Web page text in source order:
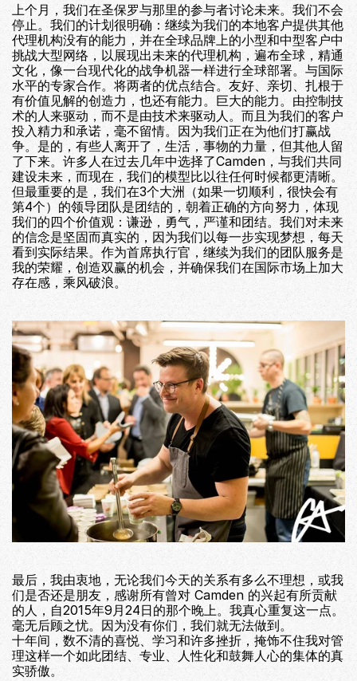
上个月，我们在圣保罗与那里的参与者讨论未来。我们不会
停止。我们的计划很明确：继续为我们的本地客户提供其他
代理机构没有的能力，并在全球品牌上的小型和中型客户中
挑战大型网络，以展现出未来的代理机构，遍布全球，精通
文化，像一台现代化的战争机器一样进行全球部署。与国际
水平的专家合作。将两者的优点结合。友好、亲切、扎根于
有价值见解的创造力，也还有能力。巨大的能力。由控制技
术的人来驱动，而不是由技术来驱动人。而且为我们的客户
投入精力和承诺，毫不留情。因为我们正在为他们打赢战
争。是的，有些人离开了，生活，事物的力量，但其他人留
了下来。许多人在过去几年中选择了Camden，与我们共同
建设未来，而现在，我们的模型比以往任何时候都更清晰。
但最重要的是，我们在3个大洲（如果一切顺利，很快会有
第4个）的领导团队是团结的，朝着正确的方向努力，体现
我们的四个价值观：谦逊，勇气，严谨和团结。我们对未来
的信念是坚固而真实的，因为我们以每一步实现梦想，每天
看到实际结果。作为首席执行官，继续为我们的团队服务是
我的荣耀，创造双赢的机会，并确保我们在国际市场上加大
存在感，乘风破浪。
最后，我由衷地，无论我们今天的关系有多么不理想，或我
们是否还是朋友，感谢所有曾对 Camden 的兴起有所贡献
的人，自2015年9月24日的那个晚上。我真心重复这一点。
毫无后顾之忧。因为没有你们，我们就无法做到。
十年间，数不清的喜悦、学习和许多挫折，掩饰不住我对管
理这样一个如此团结、专业、人性化和鼓舞人心的集体的真
实骄傲。